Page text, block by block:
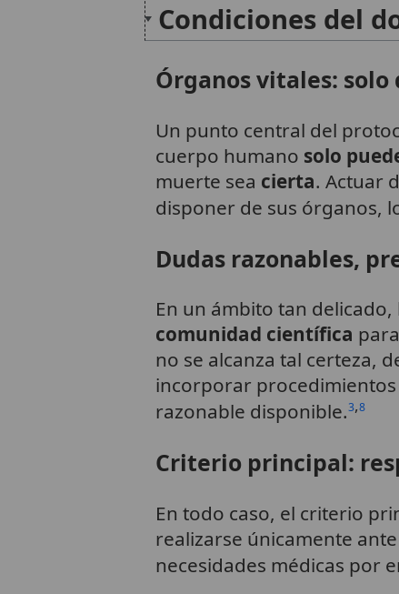
Condiciones del
Órganos vitales:
Un punto central del
cuerpo humano solo
muerte sea cierta. Actuar
disponer de sus órganos,
Dudas razonables,
En un ámbito tan delicado,
comunidad científica
no se alcanza tal certeza,
incorporar procedimientos
razonable disponible.3,8
Criterio principal:
En todo caso, el criterio
realizarse únicamente
necesidades médicas por